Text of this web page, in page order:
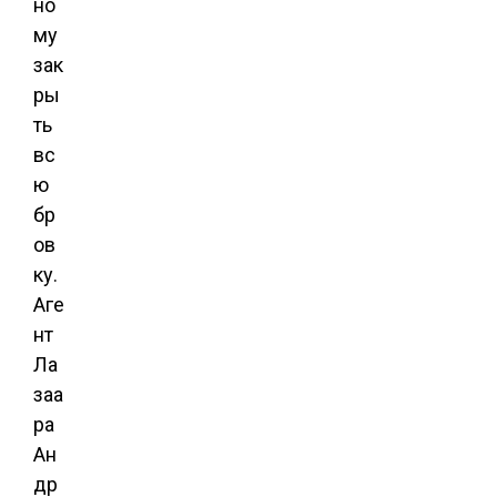
но
му
зак
ры
ть
вс
ю
бр
ов
ку.
Аге
нт
Ла
заа
ра
Ан
др